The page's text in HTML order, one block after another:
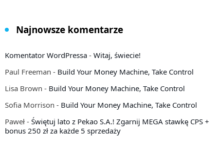
Najnowsze komentarze
Komentator WordPressa - Witaj, świecie!
Paul Freeman - Build Your Money Machine, Take Control
Lisa Brown - Build Your Money Machine, Take Control
Sofia Morrison - Build Your Money Machine, Take Control
Paweł - Świętuj lato z Pekao S.A.! Zgarnij MEGA stawkę CPS +
bonus 250 zł za każde 5 sprzedaży